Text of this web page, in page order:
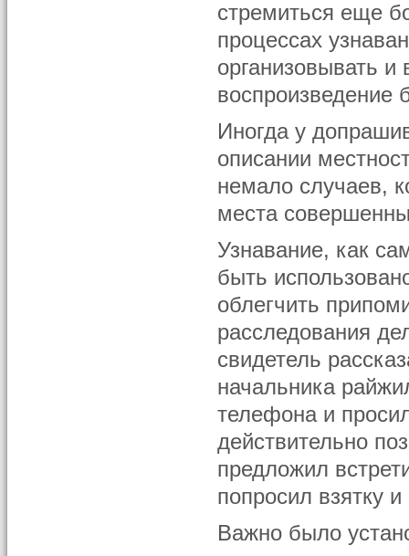
стремиться еще
процессах
организовывать и
Иногда у
описании
немало случаев,
места
Узнавание, как
быть
облегчить
расследования
свидетель
начальника
телефона и
действительно
предложил
попросил взятку
Важно было